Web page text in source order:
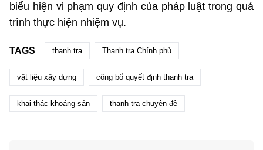
biểu hiện vi phạm quy định của pháp luật trong quá
trình thực hiện nhiệm vụ.
TAGS thanh tra Thanh tra Chính phủ
vật liệu xây dựng công bố quyết định thanh tra
khai thác khoáng sản thanh tra chuyên đề